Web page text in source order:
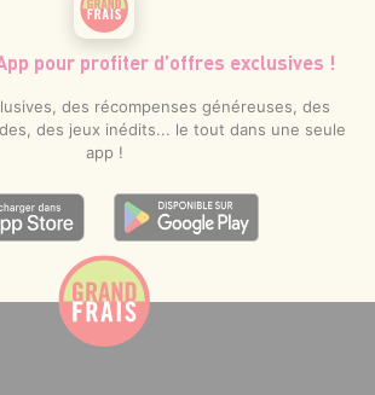
pour profiter d’offres exclusives !
des récompenses généreuses, des
des jeux inédits... le tout dans une seule
app !